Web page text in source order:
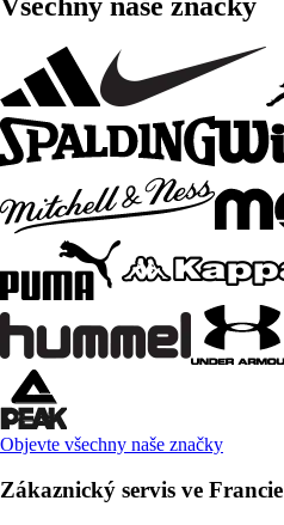
Objevte všechny naše značky
Zákaznický servis ve Francie